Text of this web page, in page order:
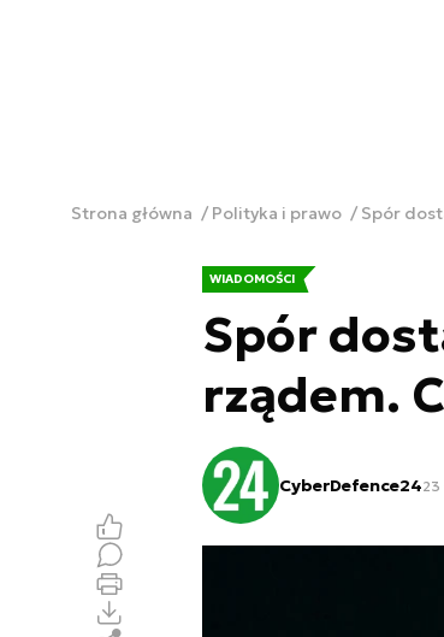
Strona główna Polityka i prawo Spór
WIADOMOŚCI
Spór
rządem.
CyberDefence2423